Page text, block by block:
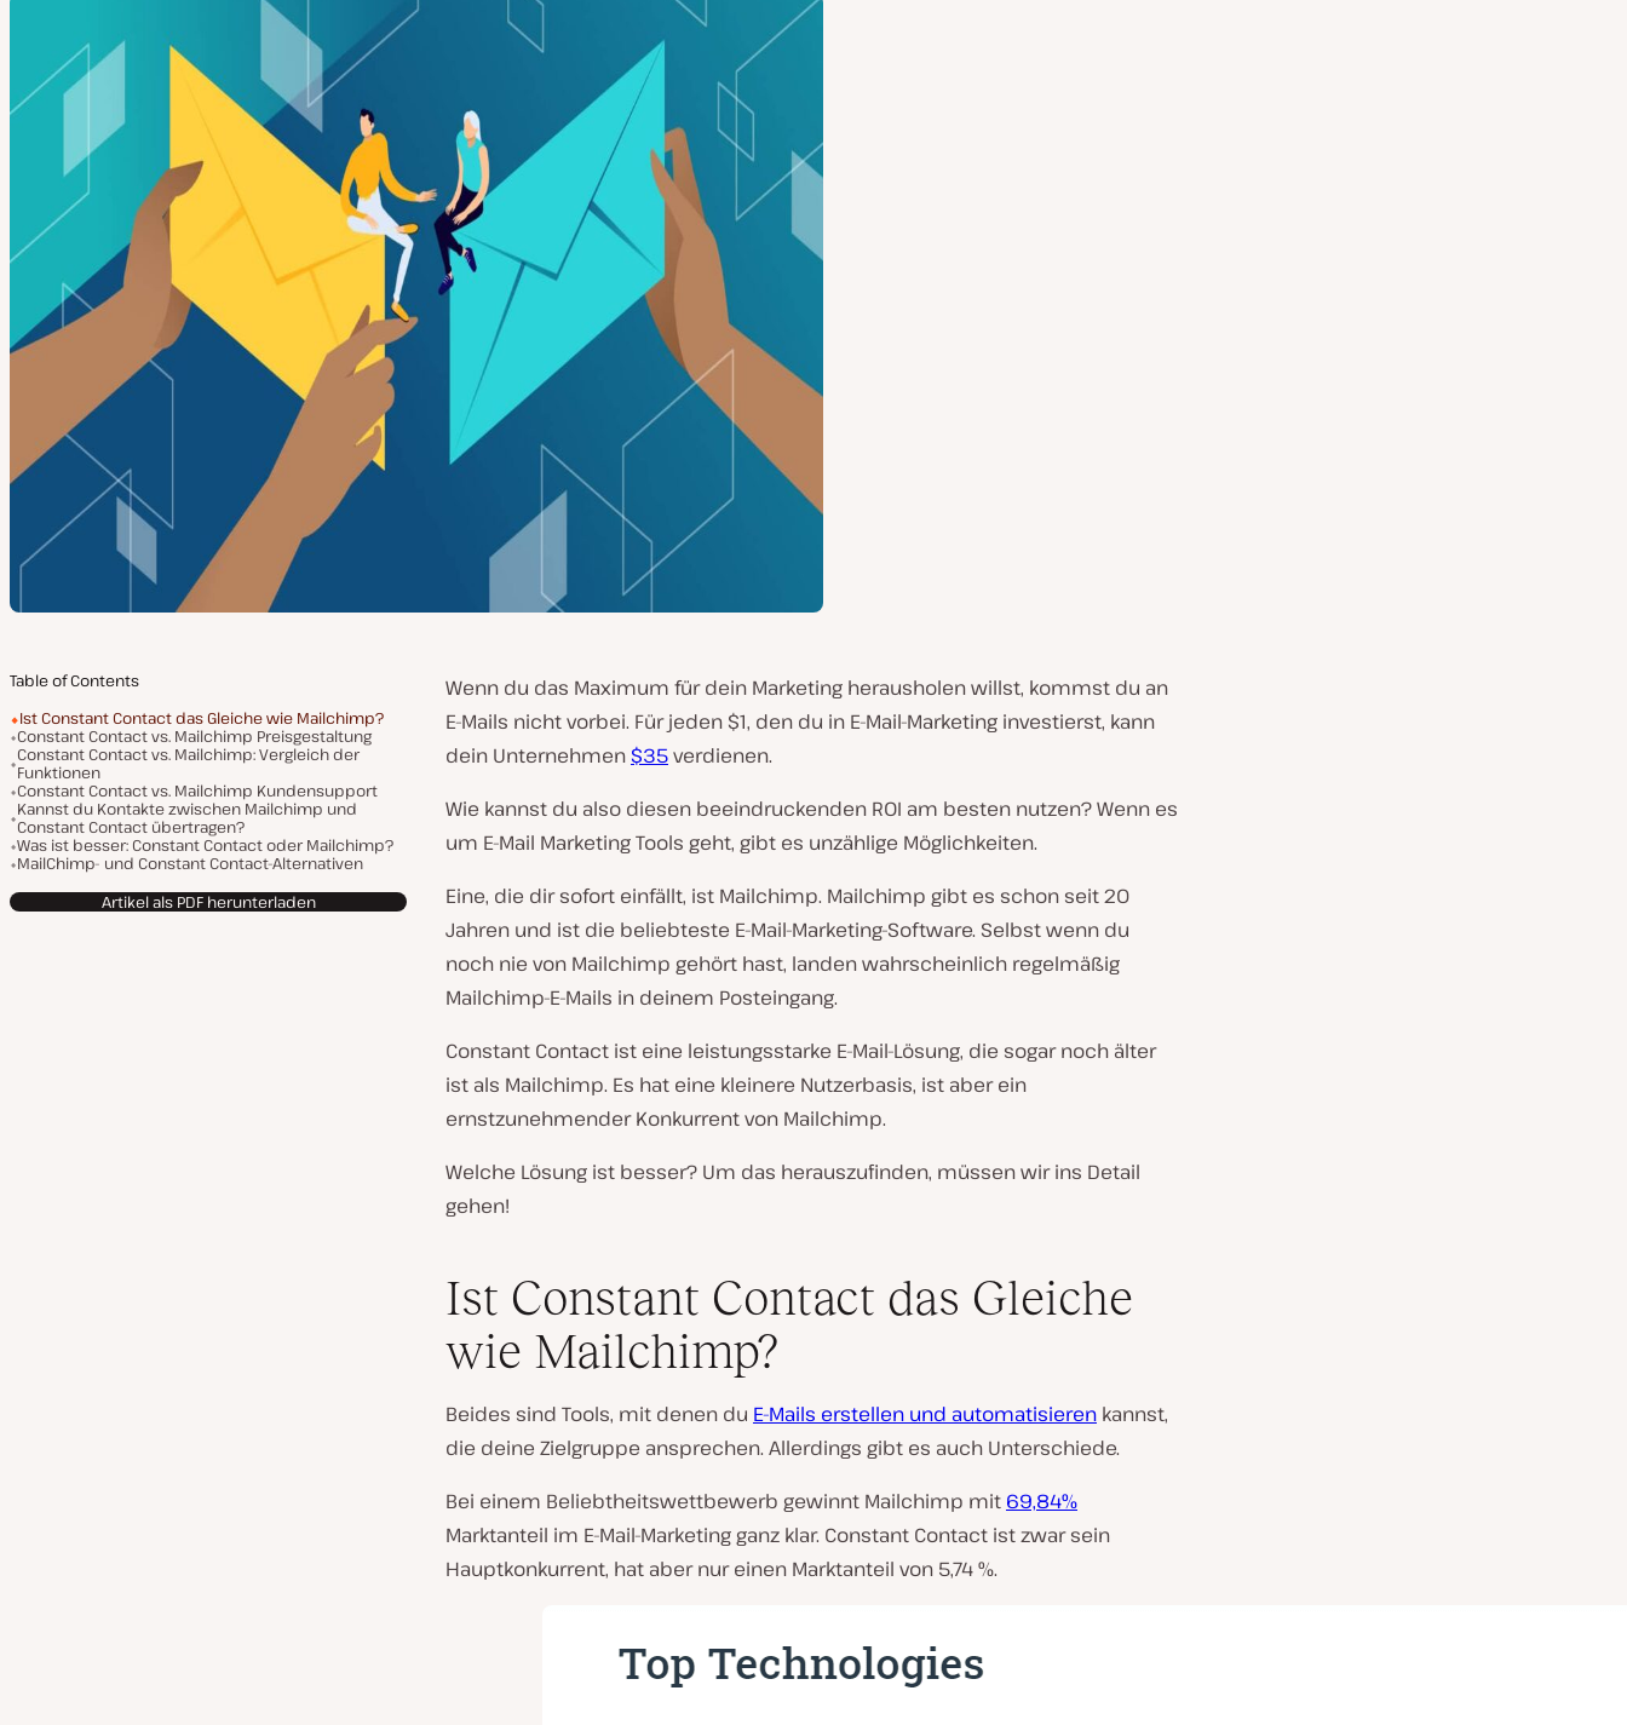
Table of Contents
Ist Constant Contact das Gleiche wie Mailchimp?
Constant Contact vs. Mailchimp Preisgestaltung
Constant Contact vs. Mailchimp: Vergleich der
Funktionen
Constant Contact vs. Mailchimp Kundensupport
Kannst du Kontakte zwischen Mailchimp und
Constant Contact übertragen?
Was ist besser: Constant Contact oder Mailchimp?
MailChimp- und Constant Contact-Alternativen
Artikel als PDF herunterladen
Wenn du das Maximum für dein Marketing herausholen willst, kommst du an
E-Mails nicht vorbei. Für jeden $1, den du in E-Mail-Marketing investierst, kann
dein Unternehmen $35verdienen.
Wie kannst du also diesen beeindruckenden ROI am besten nutzen? Wenn es
um E-Mail Marketing Tools geht, gibt es unzählige Möglichkeiten.
Eine, die dir sofort einfällt, ist Mailchimp. Mailchimp gibt es schon seit 20
Jahren und ist die beliebteste E-Mail-Marketing-Software. Selbst wenn du
noch nie von Mailchimp gehört hast, landen wahrscheinlich regelmäßig
Mailchimp-E-Mails in deinem Posteingang.
Constant Contact ist eine leistungsstarke E-Mail-Lösung, die sogar noch älter
ist als Mailchimp. Es hat eine kleinere Nutzerbasis, ist aber ein
ernstzunehmender Konkurrent von Mailchimp.
Welche Lösung ist besser? Um das herauszufinden, müssen wir ins Detail
gehen!
Ist Constant Contact das Gleiche
wie Mailchimp?
Beides sind Tools, mit denen du E-Mails erstellen und automatisieren kannst,
die deine Zielgruppe ansprechen. Allerdings gibt es auch Unterschiede.
Bei einem Beliebtheitswettbewerb gewinnt Mailchimp mit 69,84%
Marktanteil im E-Mail-Marketing ganz klar. Constant Contact ist zwar sein
Hauptkonkurrent, hat aber nur einen Marktanteil von 5,74 %.